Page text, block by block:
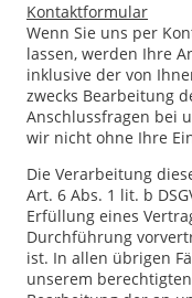
Kontaktformular
Wenn Sie uns per
lassen, werden Ihre
inklusive der von
zwecks Bearbeitung
Anschlussfragen bei
wir nicht ohne Ihre
Die Verarbeitung
Art. 6 Abs. 1 lit. b
Erfüllung eines
Durchführung
ist. In allen übrigen
unserem